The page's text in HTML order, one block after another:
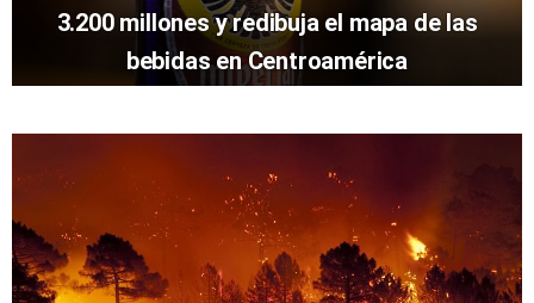
3.200 millones y redibuja el mapa de las
bebidas en Centroamérica